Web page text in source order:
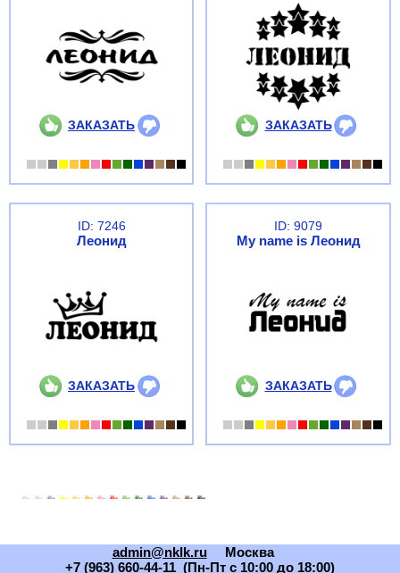
ЗАКАЗАТЬ ЗАКАЗАТЬ
ID: 7246
Леонид
ЗАКАЗАТЬ
ID: 9079
My name is Леонид
ЗАКАЗАТЬ
admin@nklk.ru
Москва
+7 (963) 660-44-11 (Пн-Пт с 10:00 до 18:00)